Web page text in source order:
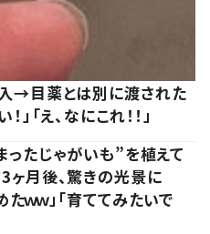
→目薬とは別に渡された
「え、なにこれ！！」
ったじゃがいも”を植えて
月後、驚きの光景に
たｗｗ」「育ててみたいで